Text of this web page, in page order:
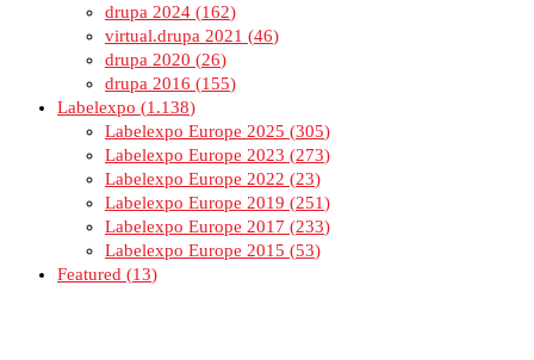
drupa 2024
162
virtual.drupa 2021
46
drupa 2020
26
drupa 2016
155
Labelexpo
1.138
Labelexpo Europe 2025
305
Labelexpo Europe 2023
273
Labelexpo Europe 2022
23
Labelexpo Europe 2019
251
Labelexpo Europe 2017
233
Labelexpo Europe 2015
53
Featured
13